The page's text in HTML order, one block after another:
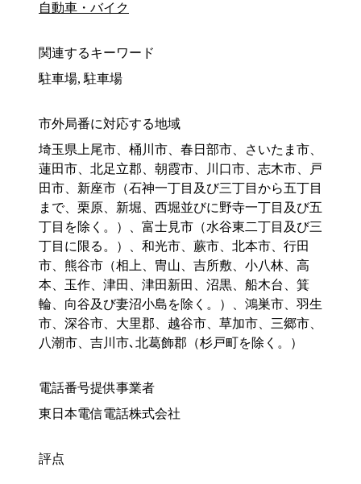
自動車・バイク
関連するキーワード
駐車場, 駐車場
市外局番に対応する地域
埼玉県上尾市、桶川市、春日部市、さいたま市、
蓮田市、北足立郡、朝霞市、川口市、志木市、戸
田市、新座市（石神一丁目及び三丁目から五丁目
まで、栗原、新堀、西堀並びに野寺一丁目及び五
丁目を除く。）、富士見市（水谷東二丁目及び三
丁目に限る。）、和光市、蕨市、北本市、行田
市、熊谷市（相上、冑山、吉所敷、小八林、高
本、玉作、津田、津田新田、沼黒、船木台、箕
輪、向谷及び妻沼小島を除く。）、鴻巣市、羽生
市、深谷市、大里郡、越谷市、草加市、三郷市、
八潮市、吉川市､北葛飾郡（杉戸町を除く。）
電話番号提供事業者
東日本電信電話株式会社
評点